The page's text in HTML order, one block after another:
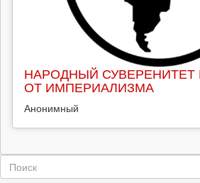
НАРОДНЫЙ СУВЕРЕНИТЕТ
ОТ ИМПЕРИАЛИЗМА
Анонимный
Форма